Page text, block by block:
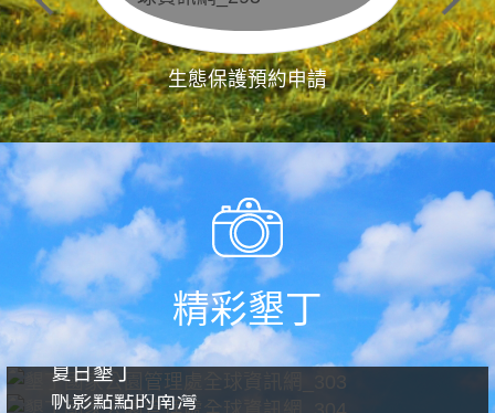
生態保護預約申請
精彩墾丁
夏日墾丁
帆影點點的南灣